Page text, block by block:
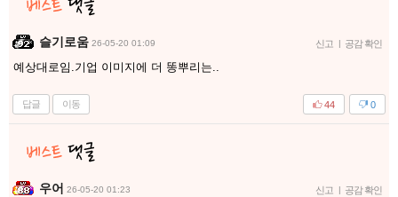
슬기로움 26-05-20 01:09 신고 | 공감 확인
예상대로임.기업 이미지에 더 똥뿌리는..
답글 이동 0
44
우어 26-05-20 01:23 신고 | 공감 확인